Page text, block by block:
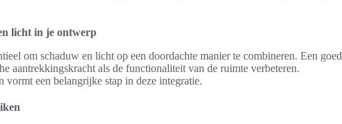
licht in je ontwerp
om schaduw en licht op een doordachte manier te combineren. Een goed
aantrekkingskracht als de functionaliteit van de ruimte verbeteren.
vormt een belangrijke stap in deze integratie.